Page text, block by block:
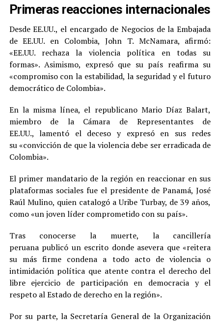
Primeras reacciones internacionales
Desde EE.UU., el encargado de Negocios de la Embajada
de EE.UU. en Colombia, John T. McNamara, afirmó:
«EE.UU. rechaza la violencia política en todas su
formas». Asimismo, expresó que su país reafirma su
«compromiso con la estabilidad, la seguridad y el futuro
democrático de Colombia».
En la misma línea, el republicano Mario Díaz Balart,
miembro de la Cámara de Representantes de
EE.UU., lamentó el deceso y expresó en sus redes
su «convicción de que la violencia debe ser erradicada de
Colombia».
El primer mandatario de la región en reaccionar en sus
plataformas sociales fue el presidente de Panamá, José
Raúl Mulino, quien catalogó a Uribe Turbay, de 39 años,
como «un joven líder comprometido con su país».
Tras conocerse la muerte, la cancillería
peruana publicó un escrito donde asevera que «reitera
su más firme condena a todo acto de violencia o
intimidación política que atente contra el derecho del
libre ejercicio de participación en democracia y el
respeto al Estado de derecho en la región».
Por su parte, la Secretaría General de la Organización